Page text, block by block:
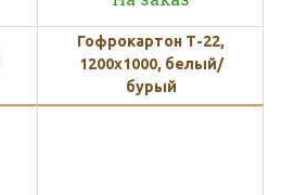
Гофрокартон Т-22,
1200х1000, белый/
бурый